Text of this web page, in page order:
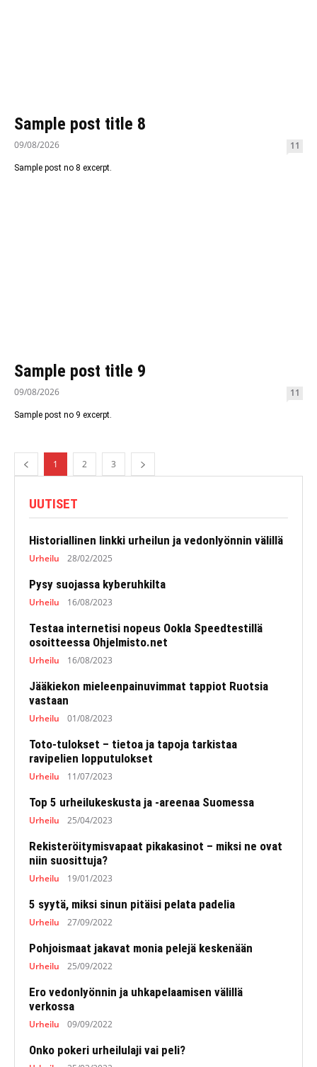
Sample post title 8
09/08/2026 11
Sample post no 8 excerpt.
Sample post title 9
09/08/2026 11
Sample post no 9 excerpt.
1 2 3
UUTISET
Historiallinen linkki urheilun ja vedonlyönnin välillä
Urheilu 28/02/2025
Pysy suojassa kyberuhkilta
Urheilu 16/08/2023
Testaa internetisi nopeus Ookla Speedtestillä
osoitteessa Ohjelmisto.net
Urheilu 16/08/2023
Jääkiekon mieleenpainuvimmat tappiot Ruotsia
vastaan
Urheilu 01/08/2023
Toto-tulokset – tietoa ja tapoja tarkistaa
ravipelien lopputulokset
Urheilu 11/07/2023
Top 5 urheilukeskusta ja -areenaa Suomessa
Urheilu 25/04/2023
Rekisteröitymisvapaat pikakasinot – miksi ne ovat
niin suosittuja?
Urheilu 19/01/2023
5 syytä, miksi sinun pitäisi pelata padelia
Urheilu 27/09/2022
Pohjoismaat jakavat monia pelejä keskenään
Urheilu 25/09/2022
Ero vedonlyönnin ja uhkapelaamisen välillä
verkossa
Urheilu 09/09/2022
Onko pokeri urheilulaji vai peli?